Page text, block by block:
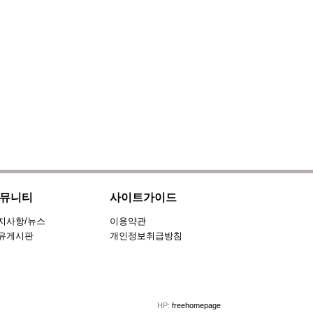
니티
사항/뉴스
게시판
사이트가이드
이용약관
개인정보취급방침
HP: freehomepage